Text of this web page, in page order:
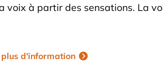
à partir des sensations. La
plus d'information